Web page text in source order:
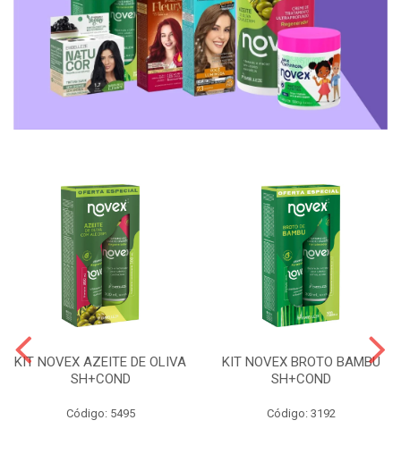
KIT NOVEX AZEITE DE OLIVA
SH+COND
Código: 5495
KIT NOVEX BROTO BAMBU
SH+COND
Código: 3192